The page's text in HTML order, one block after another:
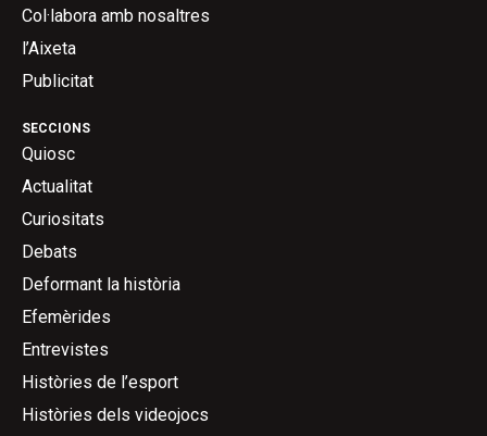
SECCIONS
Quiosc
Actualitat
Curiositats
Debats
Deformant la història
Efemèrides
Entrevistes
Històries de l’esport
Històries dels videojocs
Col·labora amb nosaltres
l’Aixeta
Publicitat